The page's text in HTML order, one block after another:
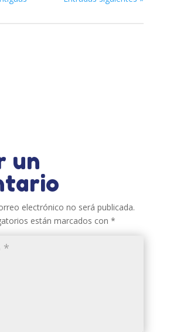
un
electrónico no será publicada.
están marcados con *